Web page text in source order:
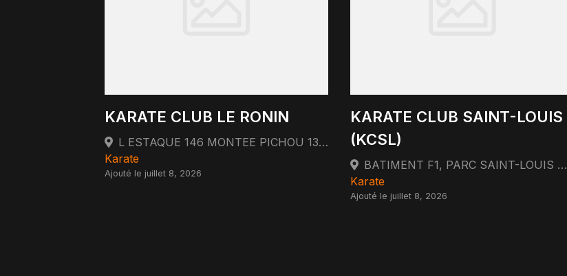
KARATE CLUB LE RONIN
L ESTAQUE 146 MONTEE PICHOU 13016 MARSEILLE
Karate
Ajouté le juillet 8, 2026
KARATE CLUB SAINT-LOUIS
(KCSL)
BATIMENT F1, PARC SAINT-LOUIS 48 AVENUE DE SAINT LOUIS 13015 MARSEILLE
Karate
Ajouté le juillet 8, 2026